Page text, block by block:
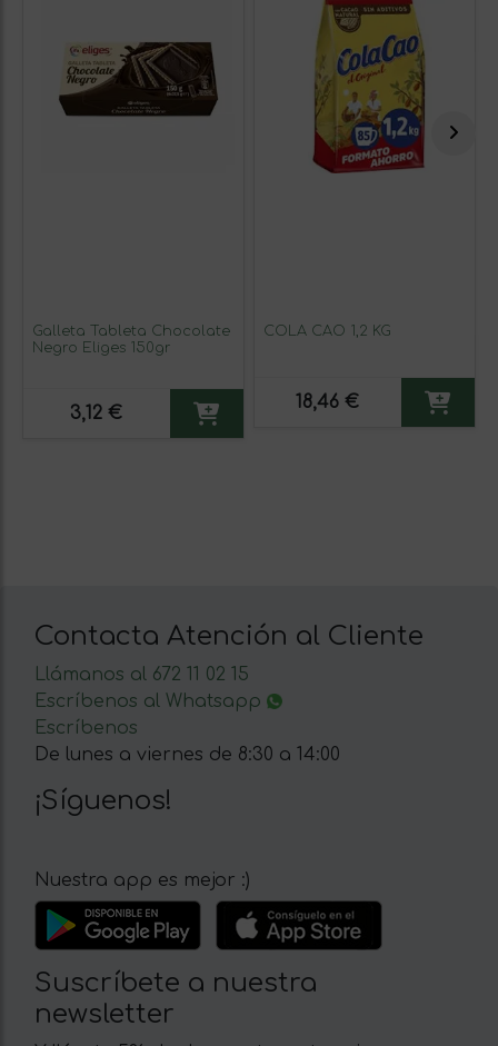
Galleta Tableta Chocolate
Negro Eliges 150gr
3,12 €
COLA CAO 1,2 KG
18,46 €
Contacta Atención al Cliente
Llámanos al 672 11 02 15
Escríbenos al Whatsapp
Escríbenos
De lunes a viernes de 8:30 a 14:00
¡Síguenos!
Nuestra app es mejor :)
Suscríbete a nuestra
newsletter